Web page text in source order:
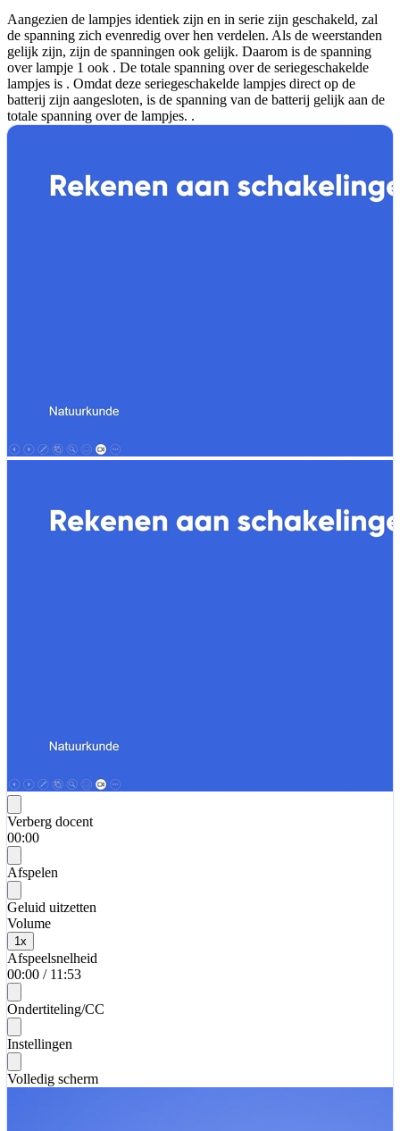
Aangezien de lampjes identiek zijn en in serie zijn geschakeld, zal
de spanning zich evenredig over hen verdelen. Als de weerstanden
gelijk zijn, zijn de spanningen ook gelijk. Daarom is de spanning
over lampje 1 ook . De totale spanning over de seriegeschakelde
lampjes is . Omdat deze seriegeschakelde lampjes direct op de
batterij zijn aangesloten, is de spanning van de batterij gelijk aan de
totale spanning over de lampjes. .
Verberg docent
00:00
Afspelen
Geluid uitzetten
Volume
1x
Afspeelsnelheid
00:00 / 11:53
Ondertiteling/CC
Instellingen
Volledig scherm